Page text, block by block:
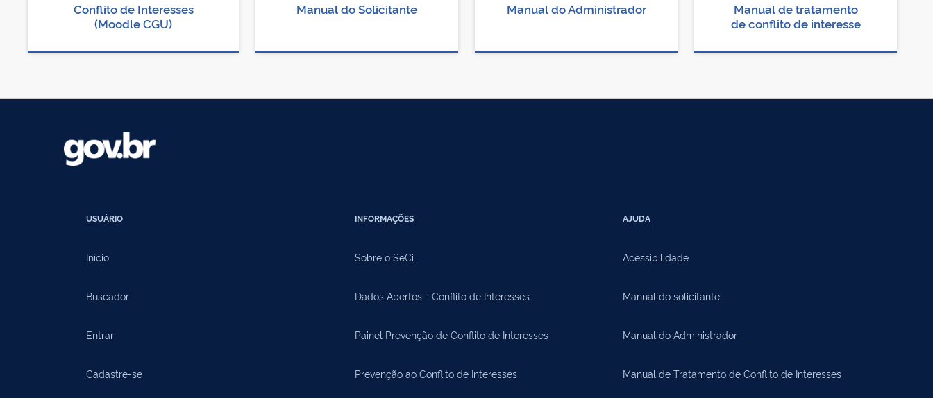
Conflito de Interesses
(Moodle CGU)
Manual do Solicitante Manual do Administrador
Manual de tratamento
de conflito de interesse
USUÁRIO
Início
Buscador
Entrar
Cadastre-se
INFORMAÇÕES
Sobre o SeCi
Dados Abertos - Conflito de Interesses
Painel Prevenção de Conflito de Interesses
Prevenção ao Conflito de Interesses
AJUDA
Acessibilidade
Manual do solicitante
Manual do Administrador
Manual de Tratamento de Conflito de Interesses